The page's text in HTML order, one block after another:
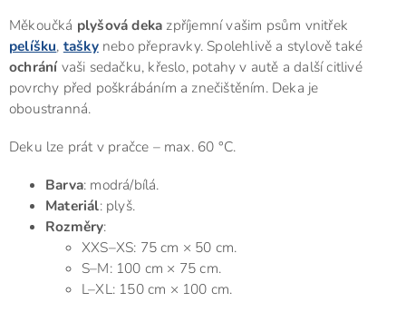
Měkoučká plyšová deka zpříjemní vašim psům vnitřek
pelíšku, taškynebo přepravky. Spolehlivě a stylově také
ochránívaši sedačku, křeslo, potahy v autě a další citlivé
povrchy před poškrábáním a znečištěním. Deka je
oboustranná.
Deku lze prát v pračce – max. 60 °C.
Barva: modrá/bílá.
Materiál: plyš.
Rozměry:
XXS–XS: 75 cm × 50 cm.
S–M: 100 cm × 75 cm.
L–XL: 150 cm × 100 cm.